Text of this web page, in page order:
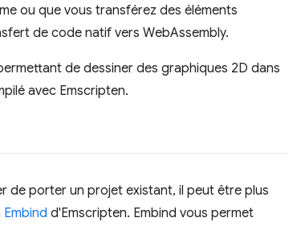
ou que vous transférez des éléments
de code natif vers WebAssembly.
de dessiner des graphiques 2D dans
avec Emscripten.
de porter un projet existant, il peut être plus
Embind d'Emscripten. Embind vous permet